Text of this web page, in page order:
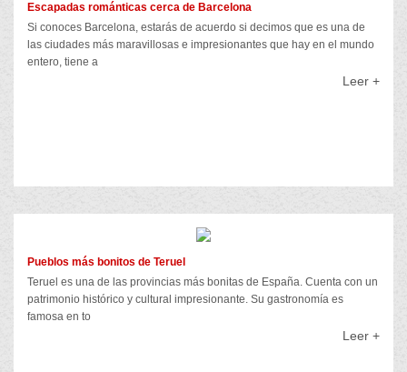
Escapadas románticas cerca de Barcelona
Si conoces Barcelona, estarás de acuerdo si decimos que es una de
las ciudades más maravillosas e impresionantes que hay en el mundo
entero, tiene a
Leer +
Pueblos más bonitos de Teruel
Teruel es una de las provincias más bonitas de España. Cuenta con un
patrimonio histórico y cultural impresionante. Su gastronomía es
famosa en to
Leer +